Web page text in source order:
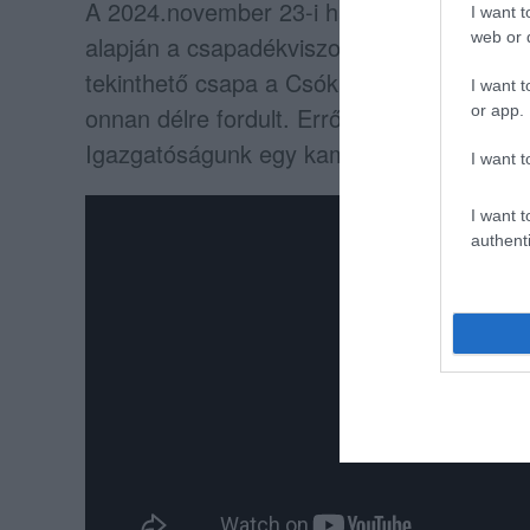
I want
web or
I want
or app.
I want
I want
A 2024.november 23-i havazást
alapján a csapadékviszonyoknak
tekinthető csapa a Csókási-forrástól
onnan délre fordult. Erről a példányról
Igazgatóságunk egy kameracsapdáján